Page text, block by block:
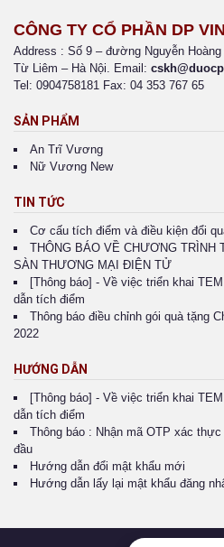
CÔNG TY CỔ PHẦN DP
Address : Số 9 – đường Nguyễn
Từ Liêm – Hà Nội. Email:
Tel: 0904758181 Fax: 04 353 767 65
SẢN PHẨM
An Trĩ Vương
Nữ Vương New
TIN TỨC
Cơ cấu tích điểm và điều kiện đổi
THÔNG BÁO VỀ CHƯƠNG TRÌNH
SÀN THƯƠNG MẠI ĐIỆN TỬ
[Thông báo] - Về việc triển khai
dẫn tích điểm
Thông báo điều chỉnh gói quà tặng
2022
HƯỚNG DẪN
[Thông báo] - Về việc triển khai
dẫn tích điểm
Thông báo : Nhận mã OTP xác
đầu
Hướng dẫn đổi mật khẩu mới
Hướng dẫn lấy lại mật khẩu đăng